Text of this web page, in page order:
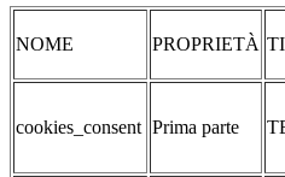
NOME PROPRIETÀ
cookies_consent Prima parte